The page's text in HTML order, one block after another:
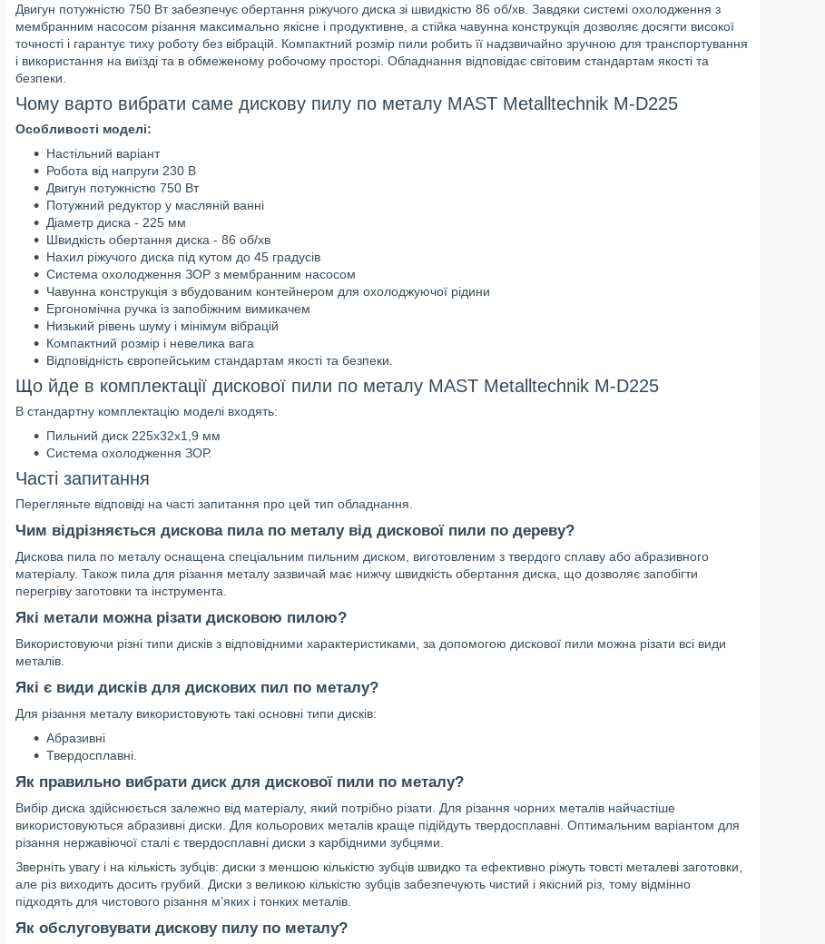
Двигун потужністю 750 Вт забезпечує обертання ріжучого диска зі швидкістю 86 об/хв. Завдяки системі охолодження з
мембранним насосом різання максимально якісне і продуктивне, а стійка чавунна конструкція дозволяє досягти високої
точності і гарантує тиху роботу без вібрацій. Компактний розмір пили робить її надзвичайно зручною для транспортування
і використання на виїзді та в обмеженому робочому просторі. Обладнання відповідає світовим стандартам якості та
безпеки.
Чому варто вибрати саме дискову пилу по металу MAST Metalltechnik M-D225
Особливості моделі:
Настільний варіант
Робота від напруги 230 В
Двигун потужністю 750 Вт
Потужний редуктор у масляній ванні
Діаметр диска - 225 мм
Швидкість обертання диска - 86 об/хв
Нахил ріжучого диска під кутом до 45 градусів
Система охолодження ЗОР з мембранним насосом
Чавунна конструкція з вбудованим контейнером для охолоджуючої рідини
Ергономічна ручка із запобіжним вимикачем
Низький рівень шуму і мінімум вібрацій
Компактний розмір і невелика вага
Відповідність європейським стандартам якості та безпеки.
Що йде в комплектації дискової пили по металу MAST Metalltechnik M-D225
В стандартну комплектацію моделі входять:
Пильний диск 225x32x1,9 мм
Система охолодження ЗОР.
Часті запитання
Перегляньте відповіді на часті запитання про цей тип обладнання.
Чим відрізняється дискова пила по металу від дискової пили по дереву?
Дискова пила по металу оснащена спеціальним пильним диском, виготовленим з твердого сплаву або абразивного
матеріалу. Також пила для різання металу зазвичай має нижчу швидкість обертання диска, що дозволяє запобігти
перегріву заготовки та інструмента.
Які метали можна різати дисковою пилою?
Використовуючи різні типи дисків з відповідними характеристиками, за допомогою дискової пили можна різати всі види
металів.
Які є види дисків для дискових пил по металу?
Для різання металу використовують такі основні типи дисків:
Абразивні
Твердосплавні.
Як правильно вибрати диск для дискової пили по металу?
Вибір диска здійснюється залежно від матеріалу, який потрібно різати. Для різання чорних металів найчастіше
використовуються абразивні диски. Для кольорових металів краще підійдуть твердосплавні. Оптимальним варіантом для
різання нержавіючої сталі є твердосплавні диски з карбідними зубцями.
Зверніть увагу і на кількість зубців: диски з меншою кількістю зубців швидко та ефективно ріжуть товсті металеві заготовки,
але різ виходить досить грубий. Диски з великою кількістю зубців забезпечують чистий і якісний різ, тому відмінно
підходять для чистового різання м’яких і тонких металів.
Як обслуговувати дискову пилу по металу?